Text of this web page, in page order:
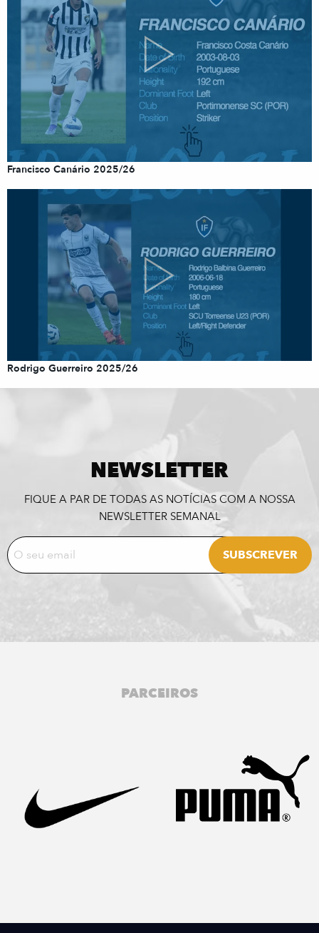
Francisco Canário 2025/26
Rodrigo Guerreiro 2025/26
NEWSLETTER
FIQUE A PAR DE TODAS AS NOTÍCIAS COM A NOSSA
NEWSLETTER SEMANAL
PARCEIROS